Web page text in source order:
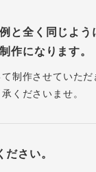
と全く同じよ
作になります。
制作させていた
くださいませ。
さい。